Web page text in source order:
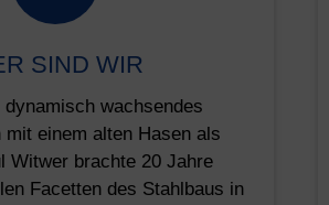
SIND WIR
dynamisch wachsendes
mit einem alten Hasen als
Witwer brachte 20 Jahre
Facetten des Stahlbaus in